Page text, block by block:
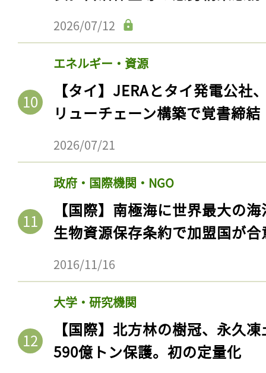
2026/07/12
エネルギー・資源
【タイ】JERAとタイ発電公社
リューチェーン構築で覚書締結
2026/07/21
政府・国際機関・NGO
【国際】南極海に世界最大の
生物資源保存条約で加盟国が合
2016/11/16
大学・研究機関
【国際】北方林の樹冠、永久
590億トン保護。初の定量化